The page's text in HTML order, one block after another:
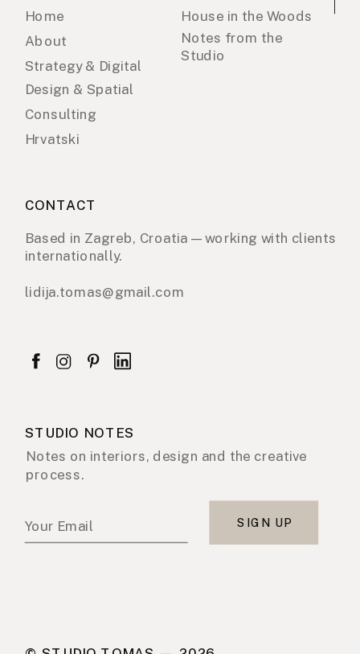
CONTACT
Based in Zagreb, Croatia — working with clients
internationally.
lidija.tomas@gmail.com
STUDIO NOTES
Notes on interiors, design and the creative
process.
Your Email SIGN UP
Home
About
Strategy & Digital
Design & Spatial
Consulting
Hrvatski
Notes from the
Studio
House in the Woods